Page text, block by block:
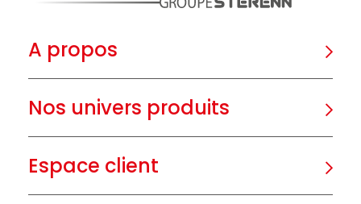
A propos
Nos univers produits
Espace client